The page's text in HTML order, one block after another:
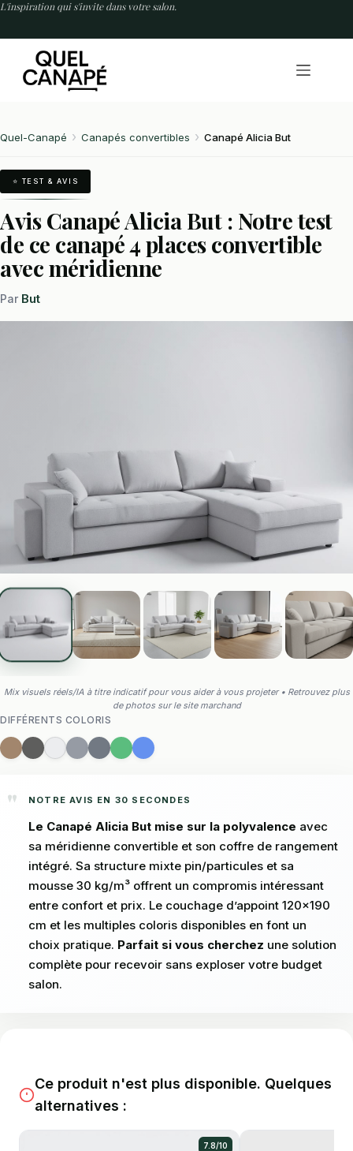
Passer
L'inspiration qui s'invite dans votre salon.
Quel-Canapé Canapés convertibles Canapé Alicia But
⭐ TEST & AVIS
Avis Canapé Alicia But : Notre test
de ce canapé 4 places convertible
avec méridienne
Par But
Mix visuels réels/IA à titre indicatif pour vous aider à vous projeter • Retrouvez plus
de photos sur le site marchand
DIFFÉRENTS COLORIS
NOTRE AVIS EN 30 SECONDES
Le Canapé Alicia But mise sur la polyvalence avec
sa méridienne convertible et son coffre de rangement
intégré. Sa structure mixte pin/particules et sa
mousse 30 kg/m³ offrent un compromis intéressant
entre confort et prix. Le couchage d’appoint 120×190
cm et les multiples coloris disponibles en font un
choix pratique. Parfait si vous cherchez une solution
complète pour recevoir sans exploser votre budget
salon.
Ce produit n'est plus disponible. Quelques
alternatives :
7.8/10